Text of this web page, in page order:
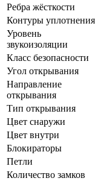
Ребра жёсткости
Контуры уплотнения
Уровень
звукоизоляции
Класс безопасности
Угол открывания
Направление
открывания
Тип открывания
Цвет снаружи
Цвет внутри
Блокираторы
Петли
Количество замков